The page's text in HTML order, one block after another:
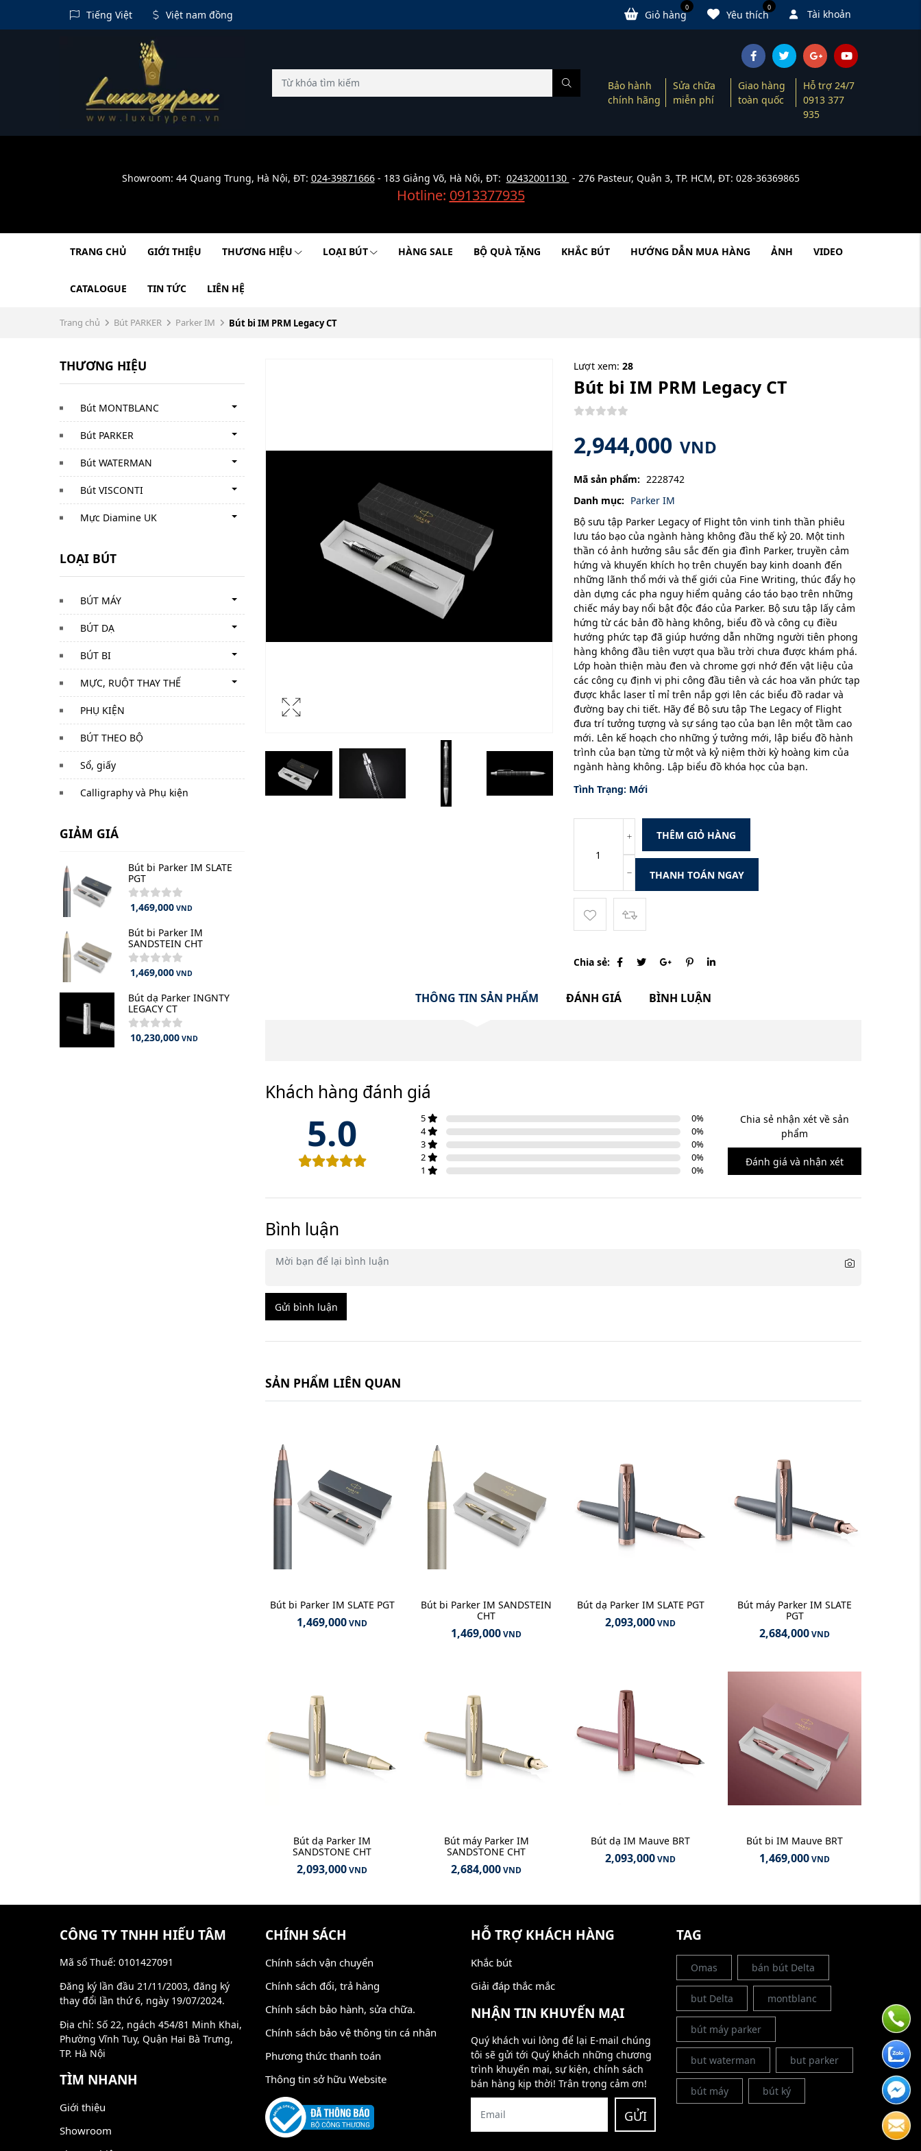
Tiếng Việt Việt nam đồng Tài khoản
0
Yêu thích
0
Giỏ hàng
Bảo hành
chính hãng
Sửa chữa
miễn phí
Giao hàng
toàn quốc
Hỗ trợ 24/7
0913 377
935
Showroom: 44 Quang Trung, Hà Nội, ĐT: 024-39871666- 183 Giảng Võ, Hà Nội, ĐT: 02432001130 - 276 Pasteur, Quận 3, TP. HCM, ĐT: 028-36369865
Hotline: 0913377935
TRANG CHỦ GIỚI THIỆU THƯƠNG HIỆU LOẠI BÚT HÀNG SALE BỘ QUÀ TẶNG KHẮC BÚT HƯỚNG DẪN MUA HÀNG ẢNH VIDEO
CATALOGUE TIN TỨC LIÊN HỆ
Trang chủ Bút PARKER Parker IM Bút bi IM PRM Legacy CT
THƯƠNG HIỆU
Bút MONTBLANC
Bút PARKER
Bút WATERMAN
Bút VISCONTI
Mực Diamine UK
LOẠI BÚT
BÚT MÁY
BÚT DẠ
BÚT BI
MỰC, RUỘT THAY THẾ
PHỤ KIỆN
BÚT THEO BỘ
Sổ, giấy
Calligraphy và Phụ kiện
GIẢM GIÁ
Bút bi Parker IM SLATE
PGT
1,469,000 VND
Bút bi Parker IM
SANDSTEIN CHT
1,469,000 VND
Bút dạ Parker INGNTY
LEGACY CT
10,230,000 VND
Lượt xem: 28
Bút bi IM PRM Legacy CT
2,944,000 VND
Mã sản phẩm: 2228742
Danh mục: Parker IM
Bộ sưu tập Parker Legacy of Flight tôn vinh tinh thần phiêu
lưu táo bạo của ngành hàng không đầu thế kỷ 20. Một tinh
thần có ảnh hưởng sâu sắc đến gia đình Parker, truyền cảm
hứng và khuyến khích họ trên chuyến bay kinh doanh đến
những lãnh thổ mới và thế giới của Fine Writing, thúc đẩy họ
dàn dựng các pha nguy hiểm quảng cáo táo bạo trên những
chiếc máy bay nổi bật độc đáo của Parker. Bộ sưu tập lấy cảm
hứng từ các bản đồ hàng không, biểu đồ và công cụ điều
hướng phức tạp đã giúp hướng dẫn những người tiên phong
hàng không đầu tiên vượt qua bầu trời chưa được khám phá.
Lớp hoàn thiện màu đen và chrome gợi nhớ đến vật liệu của
các công cụ định vị phi công đầu tiên và các hoa văn phức tạp
được khắc laser tỉ mỉ trên nắp gợi lên các biểu đồ radar và
đường bay chi tiết. Hãy để Bộ sưu tập The Legacy of Flight
đưa trí tưởng tượng và sự sáng tạo của bạn lên một tầm cao
mới. Lên kế hoạch cho những ý tưởng mới, lập biểu đồ hành
trình của bạn từng từ một và kỷ niệm thời kỳ hoàng kim của
ngành hàng không. Lập biểu đồ khóa học của bạn.
Tình Trạng: Mới
THÊM GIỎ HÀNG
THANH TOÁN NGAY
Chia sẻ:
THÔNG TIN SẢN PHẨM ĐÁNH GIÁ BÌNH LUẬN
Khách hàng đánh giá
5.0 5 0%
4
0%
3
0%
2
0%
1
0%
Chia sẻ nhận xét về sản
phẩm
Đánh giá và nhận xét
Bình luận
Gửi bình luận
SẢN PHẨM LIÊN QUAN
Bút bi Parker IM SLATE PGT
1,469,000VND
Bút bi Parker IM SANDSTEIN
CHT
1,469,000VND
Bút dạ Parker IM SLATE PGT
2,093,000VND
Bút máy Parker IM SLATE
PGT
2,684,000VND
Bút dạ Parker IM
SANDSTONE CHT
2,093,000VND
Bút máy Parker IM
SANDSTONE CHT
2,684,000VND
Bút dạ IM Mauve BRT
2,093,000VND
Bút bi IM Mauve BRT
1,469,000VND
CÔNG TY TNHH HIẾU TÂM
Mã số Thuế: 0101427091
Đăng ký lần đầu 21/11/2003, đăng ký
thay đổi lần thứ 6, ngày 19/07/2024.
Địa chỉ: Số 22, ngách 454/81 Minh Khai,
Phường Vĩnh Tuy, Quận Hai Bà Trưng,
TP. Hà Nội
TÌM NHANH
Giới thiệu
Showroom
CHÍNH SÁCH
Chính sách vận chuyển
Chính sách đổi, trả hàng
Chính sách bảo hành, sửa chữa.
Chính sách bảo vệ thông tin cá nhân
Phương thức thanh toán
Thông tin sở hữu Website
HỖ TRỢ KHÁCH HÀNG
Khắc bút
Giải đáp thắc mắc
NHẬN TIN KHUYẾN MẠI
Quý khách vui lòng để lại E-mail chúng
tôi sẽ gửi tới Quý khách những chương
trình khuyến mại, sự kiện, chính sách
bán hàng kịp thời! Trân trọng cảm ơn!
GỬI
TAG
Omas bán bút Delta
but Delta montblanc
bút máy parker
but waterman but parker
bút máy bút ký